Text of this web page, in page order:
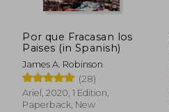
Por que Fracasan los
Paises (in Spanish)
James A. Robinson
(28)
Ariel, 2020, 1 Edition,
Paperback, New